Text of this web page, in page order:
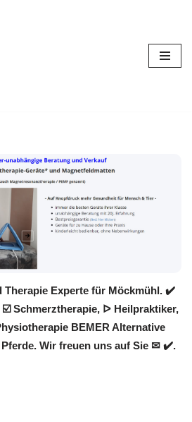
Therapie Experte für Möckmühl. ✔️
Schmerztherapie, ᐅ Heilpraktiker,
BEMER Alternative
Wir freuen uns auf Sie ✉ ✔️.